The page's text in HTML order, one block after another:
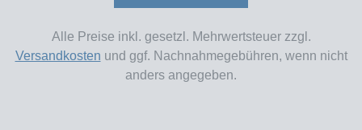
Alle Preise inkl. gesetzl. Mehrwertsteuer zzgl.
Versandkosten und ggf. Nachnahmegebühren, wenn nicht
anders angegeben.